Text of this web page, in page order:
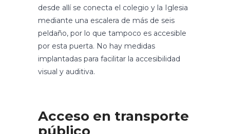
desde allí se conecta el colegio y la Iglesia
mediante una escalera de más de seis
peldaño, por lo que tampoco es accesible
por esta puerta. No hay medidas
implantadas para facilitar la accesibilidad
visual y auditiva.
Acceso en transporte